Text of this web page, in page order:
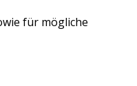
für mögliche